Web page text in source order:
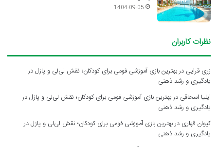
1404-09-05
نظرات کاربران
زری قرایی دربهترین بازی آموزشی فومی برای کودکان؛ نقش لی‌لی و پازل در
یادگیری و رشد ذهنی
ایلیا اسحاقی دربهترین بازی آموزشی فومی برای کودکان؛ نقش لی‌لی و پازل در
یادگیری و رشد ذهنی
کیوان قهاری دربهترین بازی آموزشی فومی برای کودکان؛ نقش لی‌لی و پازل در
یادگیری و رشد ذهنی